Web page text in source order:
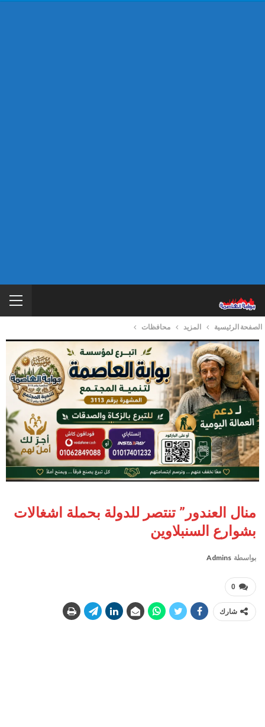
الصفحة الرئيسية المزيد محافظات
منال العندور” تنتصر للدولة بحملة اشغالات
بشوارع السنبلاوين
بواسطة Admins
0
شارك